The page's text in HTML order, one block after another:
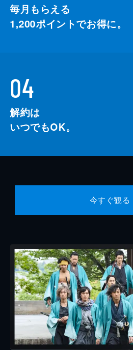
毎月もらえる
1,200ポイントでお得に。
04
解約は
いつでもOK。
今すぐ観る